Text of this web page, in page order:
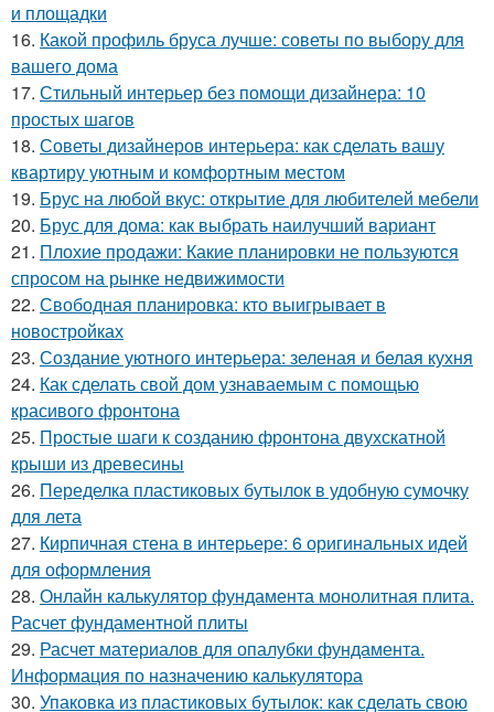
и площадки
16. Какой профиль бруса лучше: советы по выбору для
вашего дома
17. Стильный интерьер без помощи дизайнера: 10
простых шагов
18. Советы дизайнеров интерьера: как сделать вашу
квартиру уютным и комфортным местом
19. Брус на любой вкус: открытие для любителей мебели
20. Брус для дома: как выбрать наилучший вариант
21. Плохие продажи: Какие планировки не пользуются
спросом на рынке недвижимости
22. Свободная планировка: кто выигрывает в
новостройках
23. Создание уютного интерьера: зеленая и белая кухня
24. Как сделать свой дом узнаваемым с помощью
красивого фронтона
25. Простые шаги к созданию фронтона двухскатной
крыши из древесины
26. Переделка пластиковых бутылок в удобную сумочку
для лета
27. Кирпичная стена в интерьере: 6 оригинальных идей
для оформления
28. Онлайн калькулятор фундамента монолитная плита.
Расчет фундаментной плиты
29. Расчет материалов для опалубки фундамента.
Информация по назначению калькулятора
30. Упаковка из пластиковых бутылок: как сделать свою